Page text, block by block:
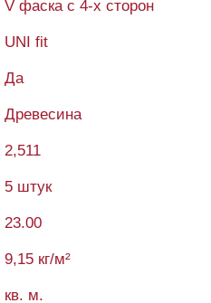
V фаска с 4-х сторон
UNI fit
Да
Древесина
2,511
5 штук
23.00
9,15 кг/м²
кв. м.